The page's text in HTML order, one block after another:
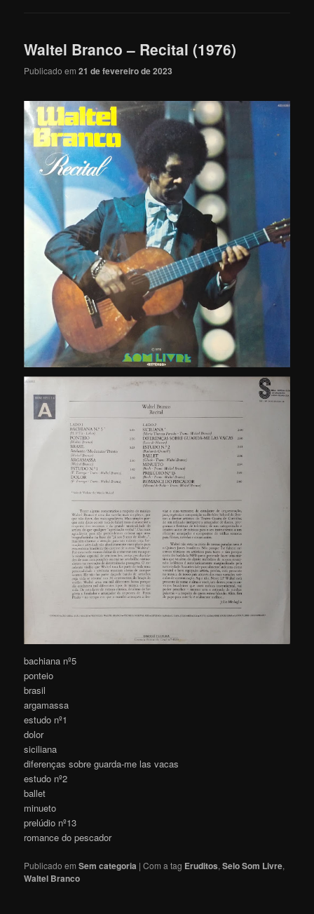
Waltel Branco – Recital (1976)
Publicado em21 de fevereiro de 2023
bachiana nº5
ponteio
brasil
argamassa
estudo nº1
dolor
siciliana
diferenças sobre guarda-me las vacas
estudo nº2
ballet
minueto
prelúdio nº13
romance do pescador
Publicado em Sem categoria |Com a tag Eruditos,Selo Som Livre,
Waltel Branco